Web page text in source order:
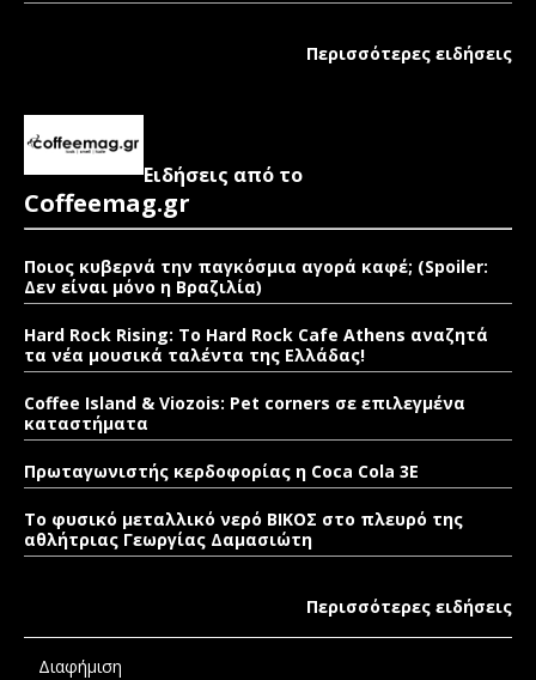
Περισσότερες ειδήσεις
Ειδήσεις από το
Coffeemag.gr
Ποιος κυβερνά την παγκόσμια αγορά καφέ; (Spoiler:
Δεν είναι μόνο η Βραζιλία)
Hard Rock Rising: Το Hard Rock Cafe Athens αναζητά
τα νέα μουσικά ταλέντα της Ελλάδας!
Coffee Island & Viozois: Pet corners σε επιλεγμένα
καταστήματα
Πρωταγωνιστής κερδοφορίας η Coca Cola 3E
Το φυσικό μεταλλικό νερό ΒΙΚΟΣ στο πλευρό της
αθλήτριας Γεωργίας Δαμασιώτη
Περισσότερες ειδήσεις
Διαφήμιση